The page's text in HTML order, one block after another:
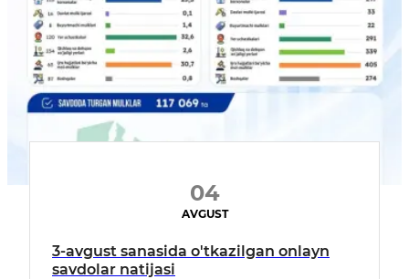
04
AVGUST
3-avgust sanasida o'tkazilgan onlayn
savdolar natijasi